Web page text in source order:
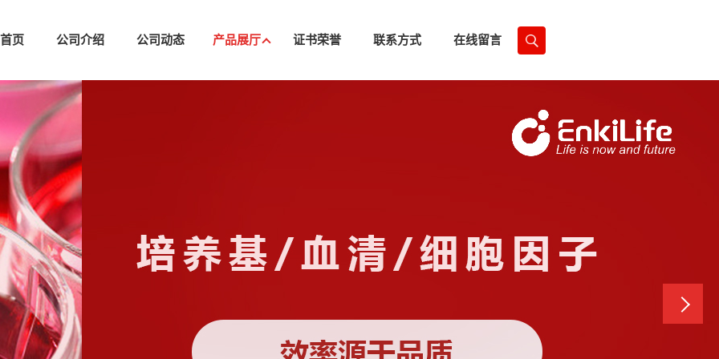
页 公司介绍 公司动态 产品展厅 证书荣誉 联系方式 在线留言